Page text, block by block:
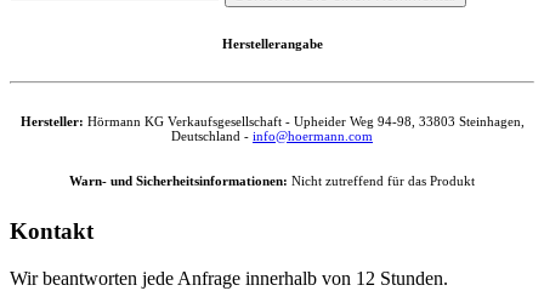
Herstellerangabe
Hersteller: Hörmann KG Verkaufsgesellschaft - Upheider Weg 94-98, 33803 Steinhagen,
Deutschland - info@hoermann.com
Warn- und Sicherheitsinformationen: Nicht zutreffend für das Produkt
Kontakt
Wir beantworten jede Anfrage innerhalb von 12 Stunden.